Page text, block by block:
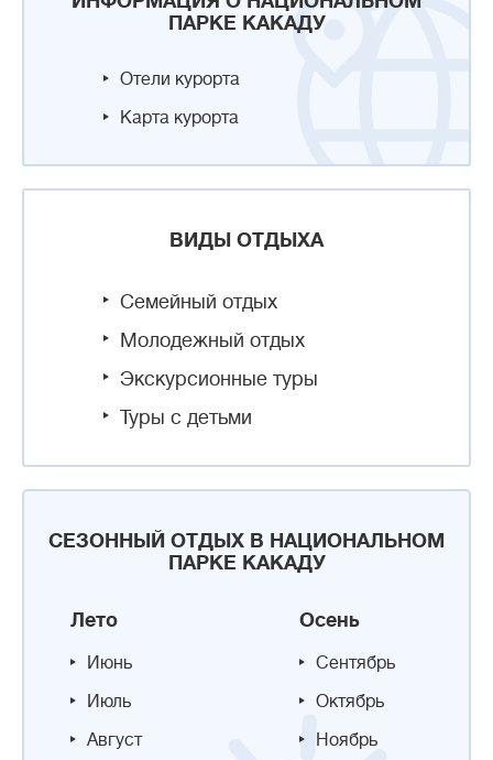
ПАРКЕ КАКАДУ
Отели курорта
Карта курорта
ВИДЫ ОТДЫХА
Семейный отдых
Молодежный отдых
Экскурсионные туры
Туры с детьми
СЕЗОННЫЙ ОТДЫХ В НАЦИОНАЛЬНОМ
ПАРКЕ КАКАДУ
Лето
Июнь
Июль
Август
Осень
Сентябрь
Октябрь
Ноябрь